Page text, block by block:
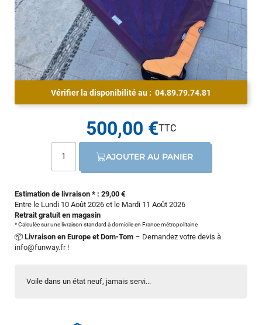
Voile dans un état neuf, jamais servi...
Vérifier la disponibilité au : 04.89.79.74.81
Estimation de livraison * : 29,00 €
Entre le Lundi 10 Août 2026 et le Mardi 11 Août 2026
Retrait gratuit en magasin
* Calculée sur une livraison standard à domicile en France métropolitaine
📦 Livraison en Europe et Dom-Tom – Demandez votre devis à
info@funway.fr!
500,00 €
AJOUTER AU PANIER